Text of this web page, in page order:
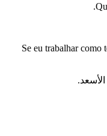
Se eu trabalhar como